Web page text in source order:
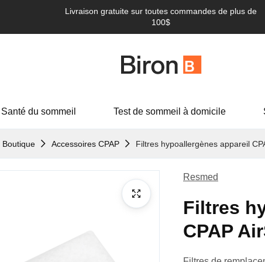
Livraison gratuite sur toutes commandes de plus de
100$
Santé du sommeil Test de sommeil à domicile
Boutique Accessoires CPAP Filtres hypoallergènes appareil
Resmed
Filtres
CPAP